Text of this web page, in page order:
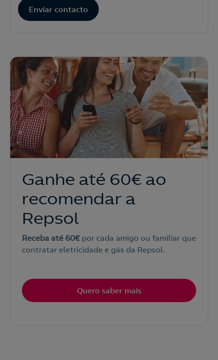
Enviar contacto
Ganhe até 60€ ao
recomendar a
Repsol
Receba até 60€ por cada amigo ou familiar que
contratar eletricidade e gás da Repsol.
Quero saber mais